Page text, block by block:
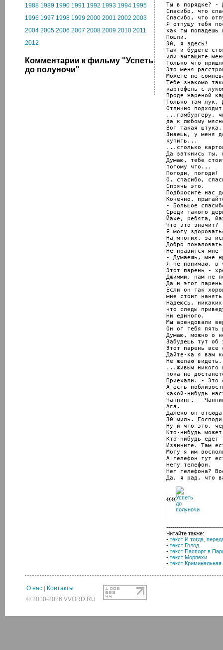
1988 1989 1990 1991 1992 1993 1994 1995
1996 1997 1998 1999 2000 2001 2002 2003
2004 2005 2006 2007 2008 2009 2010 2011
2012
Комментарии к фильму "Успеть
до полуночи"
Ты в порядке? -
Спасибо, что
Спасибо, что
Я отпущу тебя
как ты попадешь
Пошли.
Эй, я здесь!
Так и будете
или вытащите
Только что
Это меня
Можете не
Тебе знакомо
картофель с
Вроде жареной
Только там лук.
Отлично
...гамбургеру,
да к любому
Вот такая штука.
Знаешь, у меня
купить...
...столько
Да заткнись ты,
Думаю, тебе
потому что...
Погоди, погоди!
О, спасибо,
Спрячь это.
Подбросите нас
Конечно,
- Большое
Среди такого
Йахе, ребята,
Что это
Я могу
На многих, за
Добро
Не нравится
- Думаешь, мне
Я не понимаю, в
Этот парень -
Джимми, нам не
Да и этот
Если он так
мне стоит
Надеюсь,
что следы
Ни единого.
Мы арендовали
Он от тебя пять
Думаю, можно о
Забудешь тут об
Этот парень все
Дайте-ка я вам
Не желаю
...живым никого
пока не
Приехали. - Это
А есть
какой-нибудь
Чаннинг. -
Ага.
Далеко он
30 миль.
Ну и что это,
Кто-нибудь
Кто-нибудь
Извините. Там
Могу я им
А телефон тут
Нету телефон.
Нет телефона?
Да, я рад, что
Читайте также:
- текст И тогда,
- текст Голод
- текст Паспорт в
- текст Морпехи
- текст Криминальная
О нас
Контакты
© 2010-2026 VVORD.RU